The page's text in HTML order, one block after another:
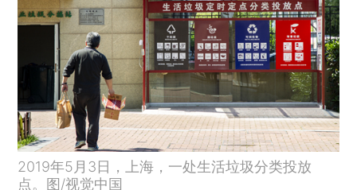
2019年5月3日，上海，一处生活垃圾分类投放
点。图/视觉中国